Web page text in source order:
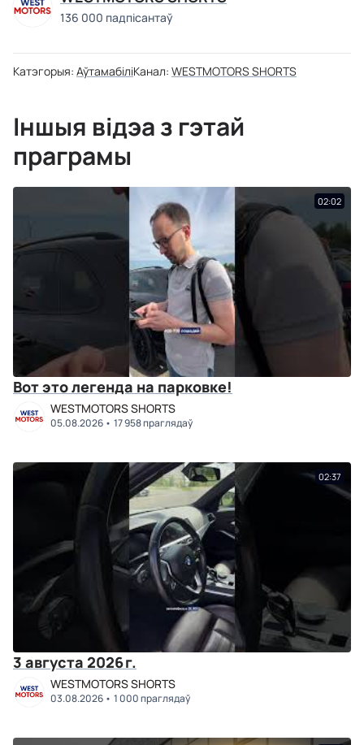
136 000 падпісантаў
Катэгорыя: АўтамабіліКанал: WESTMOTORS SHORTS
Іншыя відэа з гэтай
праграмы
02:02
Вот это легенда на парковке!
WESTMOTORS SHORTS
05.08.2026 17 958 праглядаў
02:37
3 августа 2026 г.
WESTMOTORS SHORTS
03.08.2026 1 000 праглядаў